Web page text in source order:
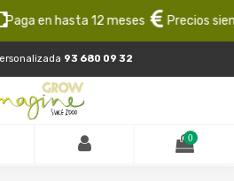
en hasta 12 meses Precios
93 680 09 32
0